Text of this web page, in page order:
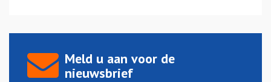
Meld u aan voor de
nieuwsbrief